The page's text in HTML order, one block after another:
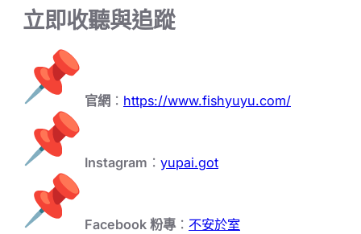
立即收聽與追蹤
官網 ： https://www.fishyuyu.com/
Instagram ： yupai.got
Facebook 粉專： 不安於室